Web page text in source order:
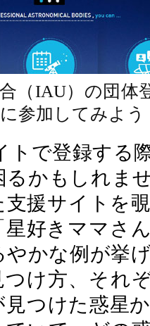
（IAU）の団体
参加してみよう
トで登録する
るかもしれま
支援サイトを
好きママさ
やかな例が挙
け方、それ
見つけた惑星